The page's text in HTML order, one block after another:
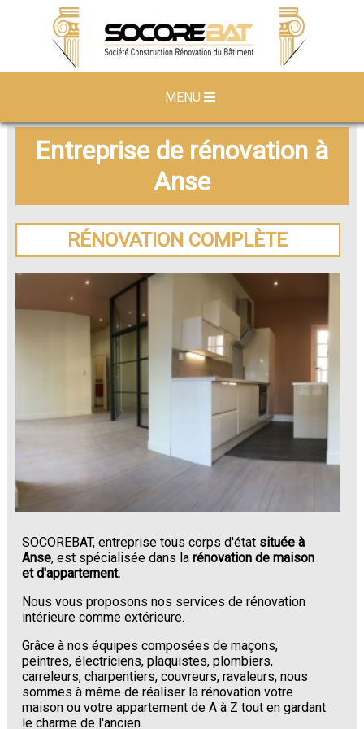
MENU
Entreprise de rénovation à
Anse
RÉNOVATION COMPLÈTE
SOCOREBAT, entreprise tous corps d'état située à
Anse, est spécialisée dans larénovation de maison
et d'appartement.
Nous vous proposons nos services de rénovation
intérieure comme extérieure.
Grâce à nos équipes composées de maçons,
peintres, électriciens, plaquistes, plombiers,
carreleurs, charpentiers, couvreurs, ravaleurs, nous
sommes à même de réaliser la rénovation votre
maison ou votre appartement de A à Z tout en gardant
le charme de l'ancien.